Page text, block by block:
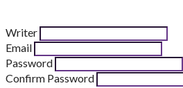
Writer
Email
Password
Confirm Password